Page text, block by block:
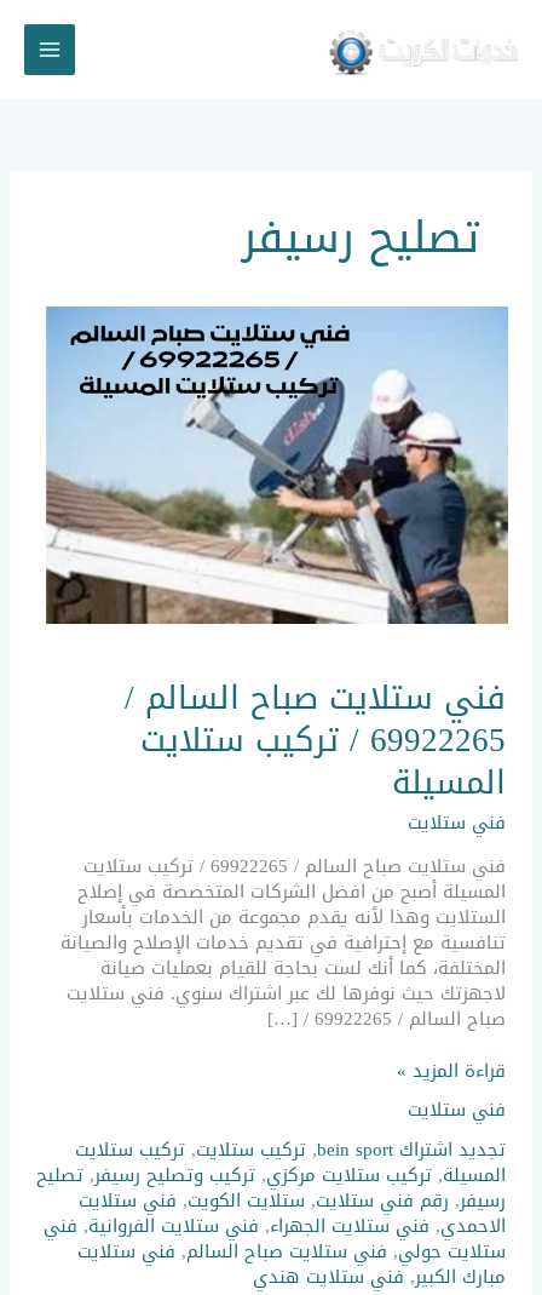
المحتوى
تصليح رسيفر
فني ستلايت صباح السالم /
69922265 / تركيب ستلايت
المسيلة
فني ستلايت
فني ستلايت صباح السالم / 69922265 / تركيب ستلايت
المسيلة أصبح من افضل الشركات المتخصصة في إصلاح
الستلايت وهذا لأنه يقدم مجموعة من الخدمات بأسعار
تنافسية مع إحترافية في تقديم خدمات الإصلاح والصيانة
المختلفة، كما أنك لست بحاجة للقيام بعمليات صيانة
لاجهزتك حيث نوفرها لك عبر اشتراك سنوي. فني ستلايت
صباح السالم / 69922265 / […]
ستلايت
صباح
السالم
/
69922265
/
تركيب
ستلايت
المسيلة
قراءة المزيد »
فني ستلايت
تجديد اشتراك bein sport
,تركيب ستلايت,تركيب ستلايت
المسيلة,تركيب ستلايت مركزي,تركيب وتصليح رسيفر,تصليح
رسيفر, رقم فني ستلايت, ستلايت الكويت, فني ستلايت
الاحمدي, فني ستلايت الجهراء, فني ستلايت الفروانية, فني
ستلايت حولي, فني ستلايت صباح السالم, فني ستلايت
مبارك الكبير,فني ستلايت هندي